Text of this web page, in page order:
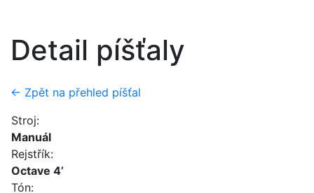
Detail píšťaly
← Zpět na přehled píšťal
Stroj:
Manuál
Rejstřík:
Octave 4’
Tón: